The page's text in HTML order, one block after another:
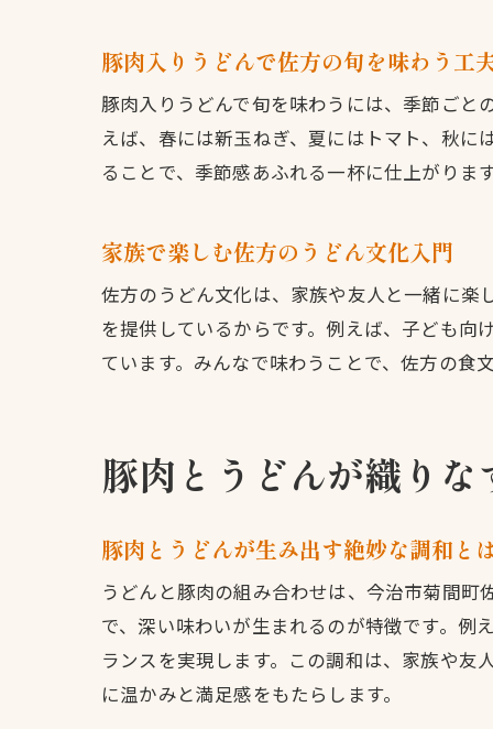
豚肉入りうどんで佐方の旬を味わう工
豚肉入りうどんで旬を味わうには、季節ごと
えば、春には新玉ねぎ、夏にはトマト、秋
ることで、季節感あふれる一杯に仕上がります
家族で楽しむ佐方のうどん文化入門
佐方のうどん文化は、家族や友人と一緒に楽
を提供しているからです。例えば、子ども
ています。みんなで味わうことで、佐方の食
豚肉とうどんが織り
豚肉とうどんが生み出す絶妙な調和と
うどんと豚肉の組み合わせは、今治市菊間
で、深い味わいが生まれるのが特徴です。例
ランスを実現します。この調和は、家族や
に温かみと満足感をもたらします。